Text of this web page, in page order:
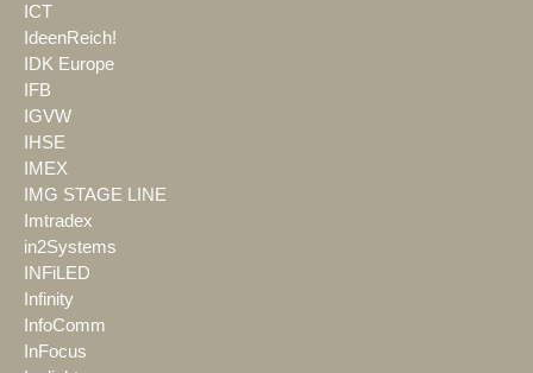
ICT
IdeenReich!
IDK Europe
IFB
IGVW
IHSE
IMEX
IMG STAGE LINE
Imtradex
in2Systems
INFiLED
Infinity
InfoComm
InFocus